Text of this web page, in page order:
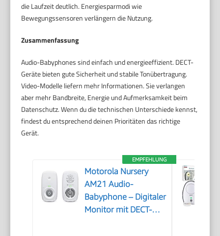
die Laufzeit deutlich. Energiesparmodi wie
Bewegungssensoren verlängern die Nutzung.
Zusammenfassung
Audio-Babyphones sind einfach und energieeffizient. DECT-
Geräte bieten gute Sicherheit und stabile Tonübertragung.
Video-Modelle liefern mehr Informationen. Sie verlangen
aber mehr Bandbreite, Energie und Aufmerksamkeit beim
Datenschutz. Wenn du die technischen Unterschiede kennst,
findest du entsprechend deinen Prioritäten das richtige
Gerät.
EMPFEHLUNG
Motorola Nursery
AM21 Audio-
Babyphone – Digitaler
Monitor mit DECT-